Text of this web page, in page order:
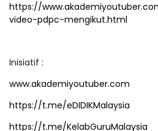
https://
video-pdpc-mengikut.html
Inisiatif :
www.akademiyoutuber.com
https://t.me/eDIDIKMalaysia
https://t.me/KelabGuruMalaysia